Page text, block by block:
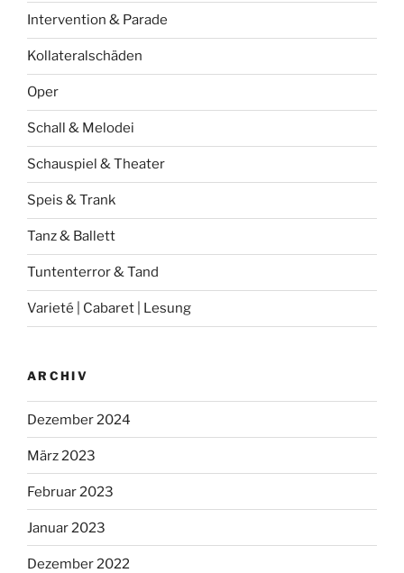
Intervention & Parade
Kollateralschäden
Oper
Schall & Melodei
Schauspiel & Theater
Speis & Trank
Tanz & Ballett
Tuntenterror & Tand
Varieté | Cabaret | Lesung
ARCHIV
Dezember 2024
März 2023
Februar 2023
Januar 2023
Dezember 2022